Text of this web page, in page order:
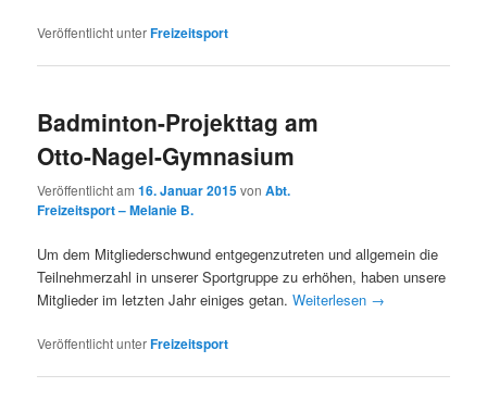
Veröffentlicht unterFreizeitsport
Badminton-Projekttag am
Otto-Nagel-Gymnasium
Veröffentlicht am16. Januar 2015vonAbt.
Freizeitsport – Melanie B.
Um dem Mitgliederschwund entgegenzutreten und allgemein die
Teilnehmerzahl in unserer Sportgruppe zu erhöhen, haben unsere
Mitglieder im letzten Jahr einiges getan.Weiterlesen →
Veröffentlicht unterFreizeitsport